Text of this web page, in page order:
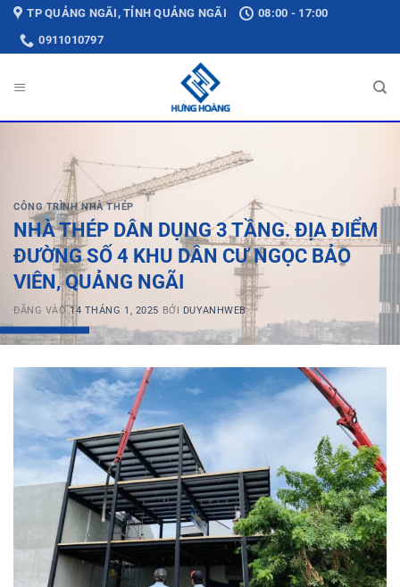
Bỏ
qua
nội
TP QUẢNG NGÃI, TỈNH QUẢNG NGÃI
08:00 - 17:00
0911010797
CÔNG TRÌNH NHÀ THÉP
NHÀ THÉP DÂN DỤNG 3 TẦNG. ĐỊA ĐIỂM
ĐƯỜNG SỐ 4 KHU DÂN CƯ NGỌC BẢO
VIÊN, QUẢNG NGÃI
ĐĂNG VÀO14 THÁNG 1, 2025 BỞI DUYANHWEB